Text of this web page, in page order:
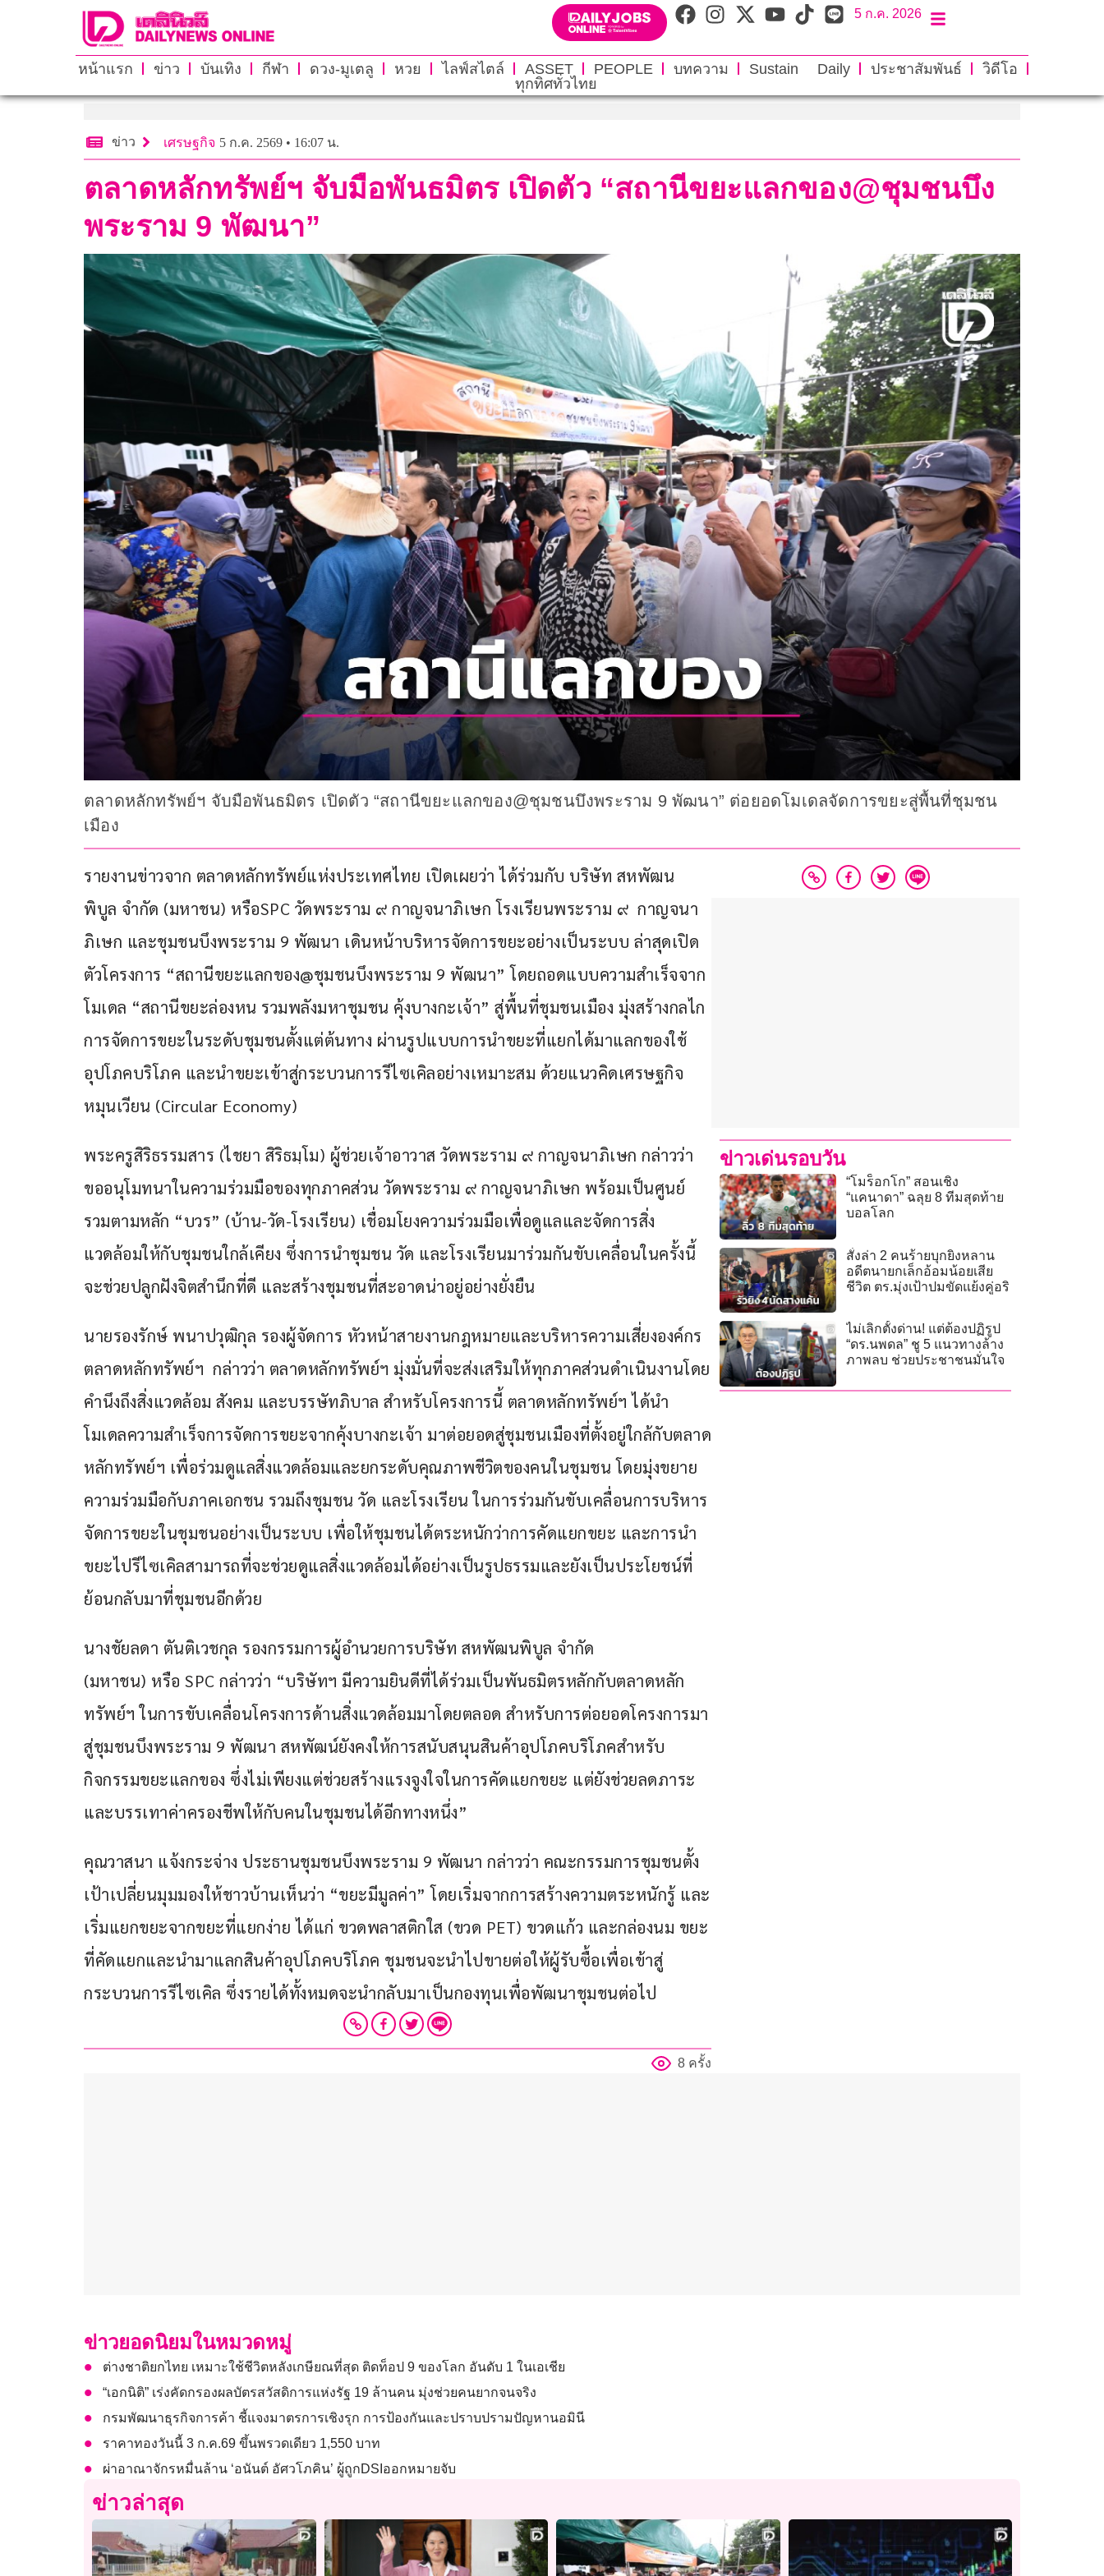
5 ก.ค. 2026
หน้าแรก ข่าว บันเทิง กีฬา ดวง-มูเตลู หวย ไลฟ์สไตล์ ASSET PEOPLE บทความ Sustain Daily ประชาสัมพันธ์
วิดีโอ
ทุกทิศทั่วไทย
ข่าว เศรษฐกิจ 5 ก.ค. 2569 • 16:07 น.
ตลาดหลักทรัพย์ฯ จับมือพันธมิตร เปิดตัว “สถานีขยะแลกของ@ชุมชนบึง
พระราม 9 พัฒนา”
ตลาดหลักทรัพย์ฯ จับมือพันธมิตร เปิดตัว “สถานีขยะแลกของ@ชุมชนบึงพระราม 9 พัฒนา” ต่อยอดโมเดลจัดการขยะสู่พื้นที่ชุมชน
เมือง
รายงานข่าวจาก ตลาดหลักทรัพย์แห่งประเทศไทย เปิดเผยว่า ได้ร่วมกับ บริษัท สหพัฒน
พิบูล จำกัด (มหาชน) หรือSPC วัดพระราม ๙ กาญจนาภิเษก โรงเรียนพระราม ๙  กาญจนา
ภิเษก และชุมชนบึงพระราม 9 พัฒนา เดินหน้าบริหารจัดการขยะอย่างเป็นระบบ ล่าสุดเปิด
ตัวโครงการ “สถานีขยะแลกของ@ชุมชนบึงพระราม 9 พัฒนา” โดยถอดแบบความสำเร็จจาก
โมเดล “สถานีขยะล่องหน รวมพลังมหาชุมชน คุ้งบางกะเจ้า” สู่พื้นที่ชุมชนเมือง มุ่งสร้างกลไก
การจัดการขยะในระดับชุมชนตั้งแต่ต้นทาง ผ่านรูปแบบการนำขยะที่แยกได้มาแลกของใช้
อุปโภคบริโภค และนำขยะเข้าสู่กระบวนการรีไซเคิลอย่างเหมาะสม ด้วยแนวคิดเศรษฐกิจ
หมุนเวียน (Circular Economy)
พระครูสิริธรรมสาร (ไชยา สิริธมฺโม) ผู้ช่วยเจ้าอาวาส วัดพระราม ๙ กาญจนาภิเษก กล่าวว่า
ขออนุโมทนาในความร่วมมือของทุกภาคส่วน วัดพระราม ๙ กาญจนาภิเษก พร้อมเป็นศูนย์
รวมตามหลัก “บวร” (บ้าน-วัด-โรงเรียน) เชื่อมโยงความร่วมมือเพื่อดูแลและจัดการสิ่ง
แวดล้อมให้กับชุมชนใกล้เคียง ซึ่งการนำชุมชน วัด และโรงเรียนมาร่วมกันขับเคลื่อนในครั้งนี้
จะช่วยปลูกฝังจิตสำนึกที่ดี และสร้างชุมชนที่สะอาดน่าอยู่อย่างยั่งยืน
นายรองรักษ์ พนาปวุฒิกุล รองผู้จัดการ หัวหน้าสายงานกฎหมายและบริหารความเสี่ยงองค์กร
ตลาดหลักทรัพย์ฯ  กล่าวว่า ตลาดหลักทรัพย์ฯ มุ่งมั่นที่จะส่งเสริมให้ทุกภาคส่วนดำเนินงานโดย
คำนึงถึงสิ่งแวดล้อม สังคม และบรรษัทภิบาล สำหรับโครงการนี้ ตลาดหลักทรัพย์ฯ ได้นำ
โมเดลความสำเร็จการจัดการขยะจากคุ้งบางกะเจ้า มาต่อยอดสู่ชุมชนเมืองที่ตั้งอยู่ใกล้กับตลาด
หลักทรัพย์ฯ เพื่อร่วมดูแลสิ่งแวดล้อมและยกระดับคุณภาพชีวิตของคนในชุมชน โดยมุ่งขยาย
ความร่วมมือกับภาคเอกชน รวมถึงชุมชน วัด และโรงเรียน ในการร่วมกันขับเคลื่อนการบริหาร
จัดการขยะในชุมชนอย่างเป็นระบบ เพื่อให้ชุมชนได้ตระหนักว่าการคัดแยกขยะ และการนำ
ขยะไปรีไซเคิลสามารถที่จะช่วยดูแลสิ่งแวดล้อมได้อย่างเป็นรูปธรรมและยังเป็นประโยชน์ที่
ย้อนกลับมาที่ชุมชนอีกด้วย
นางชัยลดา ตันติเวชกุล รองกรรมการผู้อำนวยการบริษัท สหพัฒนพิบูล จำกัด
(มหาชน) หรือ SPC กล่าวว่า “บริษัทฯ มีความยินดีที่ได้ร่วมเป็นพันธมิตรหลักกับตลาดหลัก
ทรัพย์ฯ ในการขับเคลื่อนโครงการด้านสิ่งแวดล้อมมาโดยตลอด สำหรับการต่อยอดโครงการมา
สู่ชุมชนบึงพระราม 9 พัฒนา สหพัฒน์ยังคงให้การสนับสนุนสินค้าอุปโภคบริโภคสำหรับ
กิจกรรมขยะแลกของ ซึ่งไม่เพียงแต่ช่วยสร้างแรงจูงใจในการคัดแยกขยะ แต่ยังช่วยลดภาระ
และบรรเทาค่าครองชีพให้กับคนในชุมชนได้อีกทางหนึ่ง”
คุณวาสนา แจ้งกระจ่าง ประธานชุมชนบึงพระราม 9 พัฒนา กล่าวว่า คณะกรรมการชุมชนตั้ง
เป้าเปลี่ยนมุมมองให้ชาวบ้านเห็นว่า “ขยะมีมูลค่า” โดยเริ่มจากการสร้างความตระหนักรู้ และ
เริ่มแยกขยะจากขยะที่แยกง่าย ได้แก่ ขวดพลาสติกใส (ขวด PET) ขวดแก้ว และกล่องนม ขยะ
ที่คัดแยกและนำมาแลกสินค้าอุปโภคบริโภค ชุมชนจะนำไปขายต่อให้ผู้รับซื้อเพื่อเข้าสู่
กระบวนการรีไซเคิล ซึ่งรายได้ทั้งหมดจะนำกลับมาเป็นกองทุนเพื่อพัฒนาชุมชนต่อไป
8 ครั้ง
ข่าวเด่นรอบวัน
“โมร็อกโก” สอนเชิง
“แคนาดา” ฉลุย 8 ทีมสุดท้าย
บอลโลก
สั่งล่า 2 คนร้ายบุกยิงหลาน
อดีตนายกเล็กอ้อมน้อยเสีย
ชีวิต ตร.มุ่งเป้าปมขัดแย้งคู่อริ
ไม่เลิกตั้งด่าน! แต่ต้องปฏิรูป
“ดร.นพดล” ชู 5 แนวทางล้าง
ภาพลบ ช่วยประชาชนมั่นใจ
ข่าวยอดนิยมในหมวดหมู่
ต่างชาติยกไทย เหมาะใช้ชีวิตหลังเกษียณที่สุด ติดท็อป 9 ของโลก อันดับ 1 ในเอเชีย
“เอกนิติ” เร่งคัดกรองผลบัตรสวัสดิการแห่งรัฐ 19 ล้านคน มุ่งช่วยคนยากจนจริง
กรมพัฒนาธุรกิจการค้า ชี้แจงมาตรการเชิงรุก การป้องกันและปราบปรามปัญหานอมินี
ราคาทองวันนี้ 3 ก.ค.69 ขึ้นพรวดเดียว 1,550 บาท
ผ่าอาณาจักรหมื่นล้าน ‘อนันต์ อัศวโภคิน’ ผู้ถูกDSIออกหมายจับ
ข่าวล่าสุด